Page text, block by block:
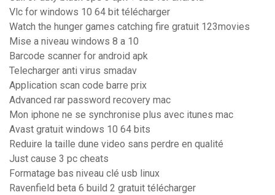
Vlc for windows 10 64 bit télécharger
Watch the hunger games catching fire gratuit 123movies
Mise a niveau windows 8 a 10
Barcode scanner for android apk
Telecharger anti virus smadav
Application scan code barre prix
Advanced rar password recovery mac
Mon iphone ne se synchronise plus avec itunes mac
Avast gratuit windows 10 64 bits
Reduire la taille dune video sans perdre en qualité
Just cause 3 pc cheats
Formatage bas niveau clé usb linux
Ravenfield beta 6 build 2 gratuit télécharger